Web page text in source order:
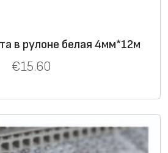
в рулоне белая 4мм*12м
€15.60